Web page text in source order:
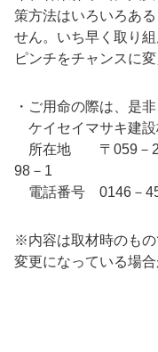
策方法はいろいろあ
せん。いち早く取り
ピンチをチャンスに変
・ご用命の際は、是
ケイセイマサキ建設
所在地 〒059－
98－1
電話番号 0146－
※内容は取材時のも
変更になっている場合